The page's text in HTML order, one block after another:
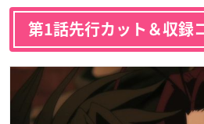
第1話先行カット＆収録